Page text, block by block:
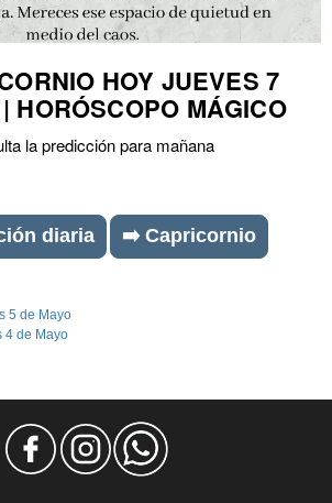
HOY JUEVES 7
HORÓSCOPO MÁGICO
la predicción para mañana
diaria ➡️ Capricornio
5 de Mayo
4 de Mayo